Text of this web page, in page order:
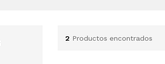
2 Productos encontrados